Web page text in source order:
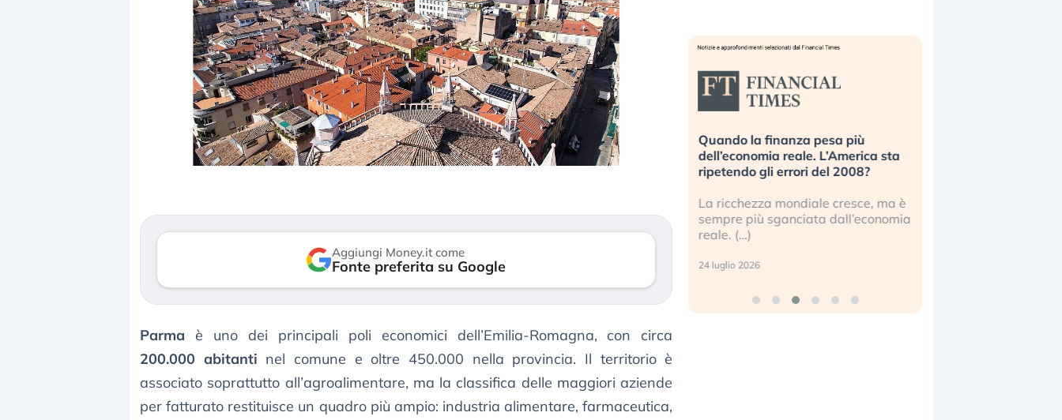
Aggiungi Money.it come
Fonte preferita su Google
Parma è uno dei principali poli economici dell’Emilia-Romagna, con circa
200.000 abitanti nel comune e oltre 450.000 nella provincia. Il territorio è
associato soprattutto all’agroalimentare, ma la classifica delle maggiori aziende
per fatturato restituisce un quadro più ampio: industria alimentare, farmaceutica,
Dalle valutazioni estreme alla
correzione. Cosa sta guidando il
repricing degli asset?
mostrando segni di stanchezza
verso le (…)
«La mia vita è rovinata». Investitori
in preda al panico dopo lo scoppio
della bolla AI
Kospi, mentre gli investitori retail (…)
30 luglio 2026
Quando la finanza pesa più
dell’economia reale. L’America sta
ripetendo gli errori del 2008?
La ricchezza mondiale cresce, ma è
sempre più sganciata dall’economia
reale. (…)
24 luglio 2026